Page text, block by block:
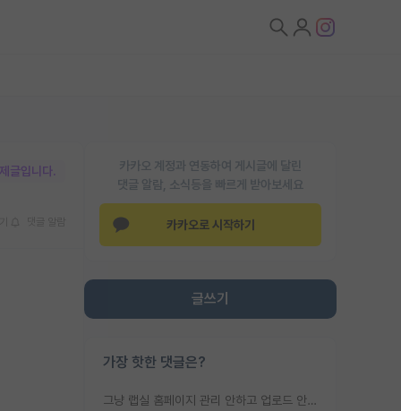
카카오 계정과 연동하여 게시글에 달린
댓글 알람, 소식등을 빠르게 받아보세요
카카오로 시작하기
글쓰기
가장 핫한 댓글은?
그냥 랩실 홈페이지 관리 안하고 업로드 안한거 아님?
글입니다.